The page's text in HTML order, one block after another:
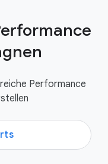
Performance